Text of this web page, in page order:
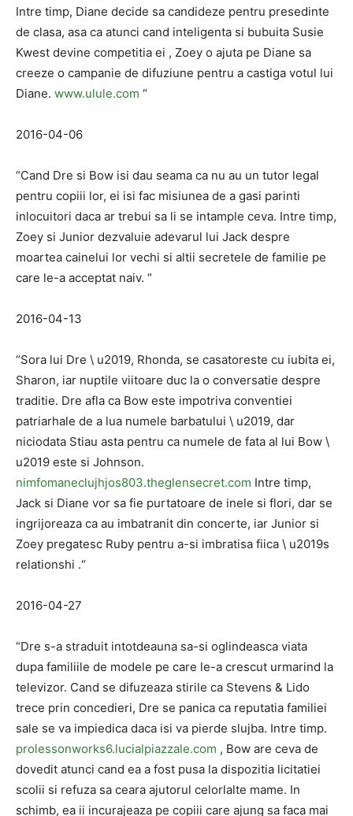
Intre timp, Diane decide sa candideze pentru presedinte
de clasa, asa ca atunci cand inteligenta si bubuita Susie
Kwest devine competitia ei , Zoey o ajuta pe Diane sa
creeze o campanie de difuziune pentru a castiga votul lui
Diane. www.ulule.com “
2016-04-06
“Cand Dre si Bow isi dau seama ca nu au un tutor legal
pentru copiii lor, ei isi fac misiunea de a gasi parinti
inlocuitori daca ar trebui sa li se intample ceva. Intre timp,
Zoey si Junior dezvaluie adevarul lui Jack despre
moartea cainelui lor vechi si altii secretele de familie pe
care le-a acceptat naiv. “
2016-04-13
“Sora lui Dre \ u2019, Rhonda, se casatoreste cu iubita ei,
Sharon, iar nuptile viitoare duc la o conversatie despre
traditie. Dre afla ca Bow este impotriva conventiei
patriarhale de a lua numele barbatului \ u2019, dar
niciodata Stiau asta pentru ca numele de fata al lui Bow \
u2019 este si Johnson.
nimfomaneclujhjos803.theglensecret.com Intre timp,
Jack si Diane vor sa fie purtatoare de inele si flori, dar se
ingrijoreaza ca au imbatranit din concerte, iar Junior si
Zoey pregatesc Ruby pentru a-si imbratisa fiica \ u2019s
relationshi .“
2016-04-27
“Dre s-a straduit intotdeauna sa-si oglindeasca viata
dupa familiile de modele pe care le-a crescut urmarind la
televizor. Cand se difuzeaza stirile ca Stevens & Lido
trece prin concedieri, Dre se panica ca reputatia familiei
sale se va impiedica daca isi va pierde slujba. Intre timp.
prolessonworks6.lucialpiazzale.com , Bow are ceva de
dovedit atunci cand ea a fost pusa la dispozitia licitatiei
scolii si refuza sa ceara ajutorul celorlalte mame. In
schimb, ea ii incurajeaza pe copiii care ajung sa faca mai